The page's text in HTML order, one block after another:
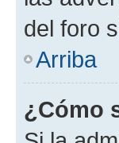
del foro
Arriba
¿Cómo